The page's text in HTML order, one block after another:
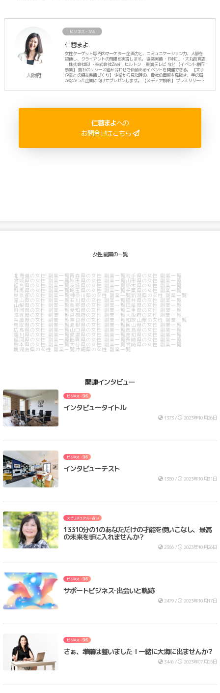
大阪府
ビジネス・SNS
仁蓉まよ
女性ターゲット専門のマーケター 企画力と、コミュニケーション力、人脈を
駆使し、クライアントの飛躍を実現します。 協業実績 ・FANCL ・大丸百貨店
・株式会社IBJ ・株式会社Zwei ・ヒルトン ・東海テレビ など 【イベント創作
事業】 貴社のリソース組み合わせで価値あるイベントを開催できる。 【大手
企業との協業実績づくり】 企業から見た時の、貴社の価値を見抜き、手の届
かなかった企業に向けてプレゼンします。 【メディア戦略】 プレスリリース
ートは、3人のママ。
仁蓉まよへの
お問合せはこちら
女性 副業の一覧
北海道の女性 副業一覧青森県の女性 副業一覧岩手県の女性 副業一覧
宮城県の女性 副業一覧 秋田県の女性 副業一覧 山形県の女性 副業一覧
福島県の女性 副業一覧 茨城県の女性 副業一覧 栃木県の女性 副業一覧
群馬県の女性 副業一覧埼玉県の女性 副業一覧千葉県の女性 副業一覧
東京都の女性 副業一覧 神奈川県の女性 副業一覧 新潟県の女性 副業一覧
富山県の女性 副業一覧 石川県の女性 副業一覧福井県の女性 副業一覧
山梨県の女性 副業一覧長野県の女性 副業一覧岐阜県の女性 副業一覧
静岡県の女性 副業一覧 愛知県の女性 副業一覧三重県の女性 副業一覧
滋賀県の女性 副業一覧 京都府の女性 副業一覧 大阪府の女性 副業一覧
兵庫県の女性 副業一覧 奈良県の女性 副業一覧 和歌山県の女性 副業一覧
鳥取県の女性 副業一覧 島根県の女性 副業一覧 岡山県の女性 副業一覧
広島県の女性 副業一覧 山口県の女性 副業一覧徳島県の女性 副業一覧
香川県の女性 副業一覧 愛媛県の女性 副業一覧 高知県の女性 副業一覧
福岡県の女性 副業一覧佐賀県の女性 副業一覧長崎県の女性 副業一覧
熊本県の女性 副業一覧 大分県の女性 副業一覧 宮崎県の女性 副業一覧
鹿児島県の女性 副業一覧 沖縄県の女性 副業一覧
関連インタビュー
ビジネス・SNS
インタビュータイトル
1373 / 2023年10月26日
ビジネス・SNS
インタビューテスト
1380 / 2023年10月31日
スピリチュアル・占い
13310分の1のあなただけの才能を使いこなし、最高
の未来を手に入れませんか？
2366 / 2023年10月26日
ビジネス・SNS
サポートビジネス-出会いと軌跡
2479 / 2023年10月17日
ビジネス・SNS
さぁ、準備は整いました！一緒に大海に出ませんか？
3446 / 2023年07月05日